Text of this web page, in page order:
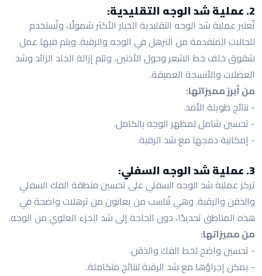
2. عملية شد الوجه التقليدية:
تُعتبر عملية شد الوجه التقليدية الخيار الأكثر شمولًا، وتُستخدم
للحالات المتقدمة من الترهل في الوجه والرقبة. ويتم فيها عمل
شقوق خلف خط الشعر وحول الأذنين، وتتم إزالة الجلد الزائد وشد
العضلات والأنسجة العميقة.
من أبرز مميزاتها:
- نتائج طويلة الأمد.
- تحسين شامل لمظهر الوجه بالكامل.
- إمكانية دمجها مع شد الرقبة.
3. عملية شد الوجه السفلي:
تركز عملية شد الوجه السفلي على تحسين منطقة الفك السفلي
والذقن والرقبة. وهي تُناسب من يعانون من ترهلات واضحة في
هذه المناطق تحديدًا، دون الحاجة إلى شد الجزء العلوي من الوجه.
من مميزاتها:
- تحسين واضح لخط الفك والذقن.
- يمكن إجراؤها مع شد الرقبة لنتائج متكاملة.